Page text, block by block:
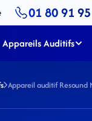
01 80 91
Appareils Auditifs
Appareil auditif Resound